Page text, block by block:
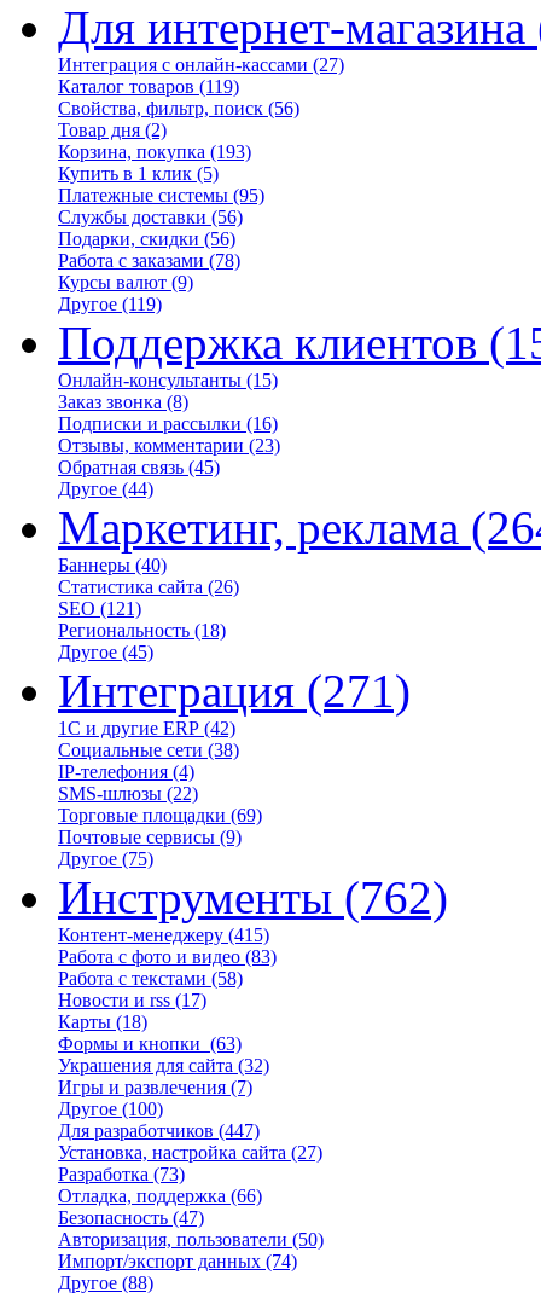
Для интернет-магазина
Интеграция с онлайн-кассами (27)
Каталог товаров (119)
Свойства, фильтр, поиск (56)
Товар дня (2)
Корзина, покупка (193)
Купить в 1 клик (5)
Платежные системы (95)
Службы доставки (56)
Подарки, скидки (56)
Работа с заказами (78)
Курсы валют (9)
Другое (119)
Поддержка клиентов
Онлайн-консультанты (15)
Заказ звонка (8)
Подписки и рассылки (16)
Отзывы, комментарии (23)
Обратная связь (45)
Другое (44)
Маркетинг, реклама
Баннеры (40)
Статистика сайта (26)
SEO (121)
Региональность (18)
Другое (45)
Интеграция (271)
1С и другие ERP (42)
Социальные сети (38)
IP-телефония (4)
SMS-шлюзы (22)
Торговые площадки (69)
Почтовые сервисы (9)
Другое (75)
Инструменты (762)
Контент-менеджеру (415)
Работа с фото и видео (83)
Работа с текстами (58)
Новости и rss (17)
Карты (18)
Формы и кнопки (63)
Украшения для сайта (32)
Игры и развлечения (7)
Другое (100)
Для разработчиков (447)
Установка, настройка сайта (27)
Разработка (73)
Отладка, поддержка (66)
Безопасность (47)
Авторизация, пользователи (50)
Импорт/экспорт данных (74)
Другое (88)